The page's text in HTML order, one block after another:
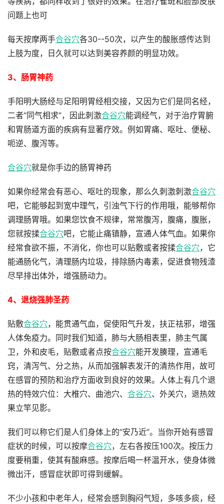
问题上也可
每天按摩两手合谷穴各30--50次，以产生的酸胀感传达到
上肢为度，日久就可以达到美容养颜的明显功效。
3、肠胃神药
手阳明大肠经与足阳明胃经相交接，又因为它们是同名经，
二者“同气相求”，因此刺激合谷穴能调经气，对于治疗胃腑
和胃肠道方面的疾病有显著疗效。例如胃痛、呕吐、便秘、
呃逆、腹泻等。
合谷穴就是你手边的肠胃神药
如果你经常会有恶心、呕吐的现象，那么久刺激刺激合谷穴
吧，它能够起到宽中理气，引浊气下行的作用哦，能够帮你
调理肠胃哦。如果您饮食不规律，常常腹泻，腹痛，腹胀，
您就按揉合谷穴吧，它能止痛镇静，宣通人体气血。如果你
经常食欲不振，不消化，你也可以贴敷或者按揉合谷穴，它
能通肠化气，清理肠内垃圾，排除肠内毒素，促进食物残渣
尽早排出体外，增强肠动力。
4、退烧强肺圣药
贴敷合谷穴，能贯通气血，促使阳气升发，扶正祛邪，增强
人体免疫力。同时我们知道，肺与大肠相表里，肺主气属
卫，外和皮毛，贴敷或者点按合谷穴能开发腠理，宣通毛
窍，清泻气、分之热，从而加强解表发汗的清热作用，故可
在感冒的预防和治疗方面收到良好的效果。人体上有几个退
热的特效穴位：大椎穴、曲池穴、 合谷穴、外关穴，退热效
果立竿见影。
我们可以称它们是人们身体上的“安乃近”。当你开始有感冒
症状的时候，可以按摩合谷穴，左右各按压100次。按压力
度要稍重，使其有酸麻感。按摩后喝一杯温开水，使身体微
微出汗，感冒症状即可得到缓解。
不少小孩和中老年人，经常会感到胸闷气短，多咳多痰，经